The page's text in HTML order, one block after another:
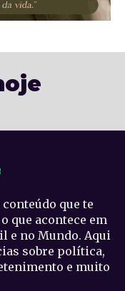
que te
que acontece em
e no Mundo. Aqui
sobre política,
e muito